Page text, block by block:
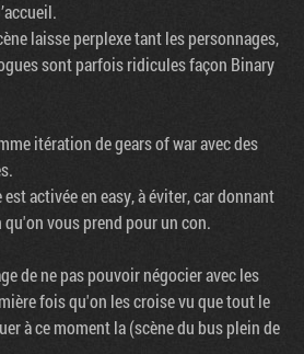
laisse perplexe tant les personnages,
sont parfois ridicules façon Binary
itération de gears of war avec des
activée en easy, à éviter, car donnant
vous prend pour un con.
de ne pas pouvoir négocier avec les
fois qu'on les croise vu que tout le
à ce moment la (scène du bus plein de